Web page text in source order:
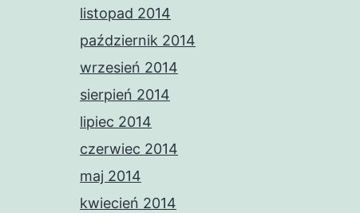
listopad 2014
październik 2014
wrzesień 2014
sierpień 2014
lipiec 2014
czerwiec 2014
maj 2014
kwiecień 2014